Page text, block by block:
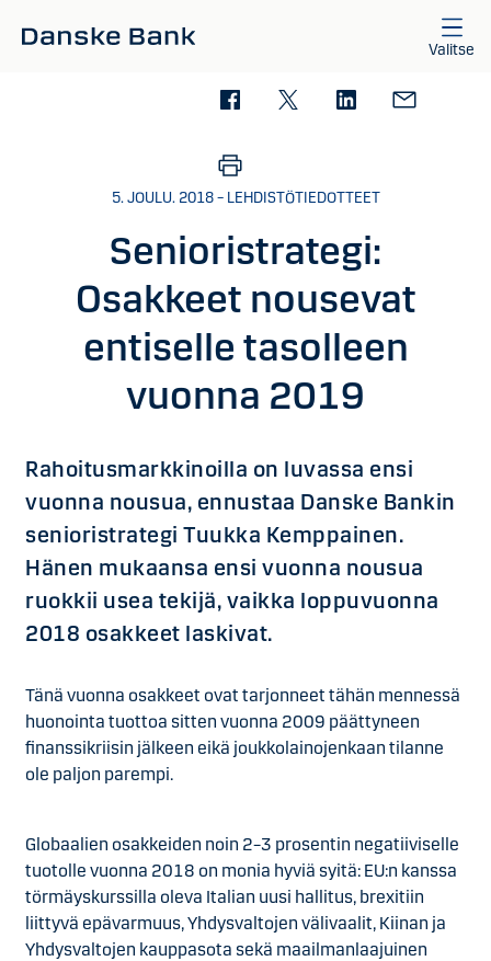
Valitse
5. JOULU. 2018 – LEHDISTÖTIEDOTTEET
Senioristrategi:
Osakkeet nousevat
entiselle tasolleen
vuonna 2019
Rahoitusmarkkinoilla on luvassa ensi
vuonna nousua, ennustaa Danske Bankin
senioristrategi Tuukka Kemppainen.
Hänen mukaansa ensi vuonna nousua
ruokkii usea tekijä, vaikka loppuvuonna
2018 osakkeet laskivat.
Tänä vuonna osakkeet ovat tarjonneet tähän mennessä
huonointa tuottoa sitten vuonna 2009 päättyneen
finanssikriisin jälkeen eikä joukkolainojenkaan tilanne
ole paljon parempi.
Globaalien osakkeiden noin 2–3 prosentin negatiiviselle
tuotolle vuonna 2018 on monia hyviä syitä: EU:n kanssa
törmäyskurssilla oleva Italian uusi hallitus, brexitiin
liittyvä epävarmuus, Yhdysvaltojen välivaalit, Kiinan ja
Yhdysvaltojen kauppasota sekä maailmanlaajuinen